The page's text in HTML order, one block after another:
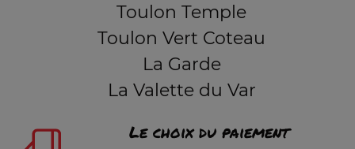
Toulon Temple
Toulon Vert Coteau
La Garde
La Valette du Var
Le choix du paiement